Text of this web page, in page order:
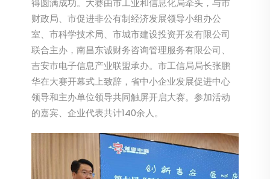
得圆满成功。大赛由市工业和信息化局牵头，与市
财政局、市促进非公有制经济发展领导小组办公
室、市科学技术局、市城市建设投资开发有限公司
联合主办，南昌东诚财务咨询管理服务有限公司、
吉安市电子信息产业联盟承办。市工信局局长张鹏
华在大赛开幕式上致辞，省中小企业发展促进中心
领导和主办单位领导共同触屏开启大赛。参加活动
的嘉宾、企业代表共计140余人。